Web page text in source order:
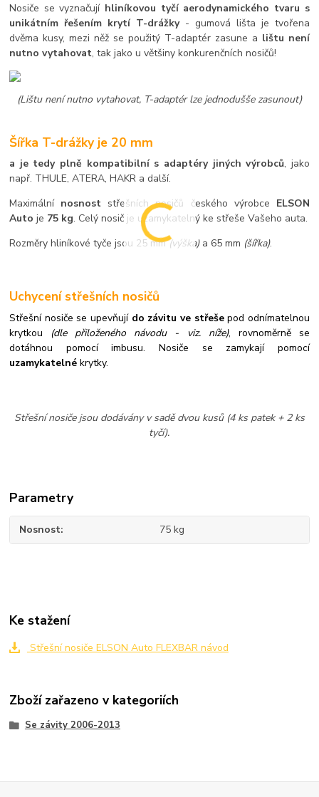
Nosiče se vyznačují hliníkovou tyčí aerodynamického tvaru s
unikátním řešením krytí T-drážky- gumová lišta je tvořena
dvěma kusy, mezi něž se použitý T-adaptér zasune a lištu není
nutno vytahovat, tak jako u většiny konkurenčních nosičů!
(Lištu není nutno vytahovat, T-adaptér lze jednodušše zasunout)
Šířka T-drážky je 20 mm
a je tedy plně kompatibilní s adaptéry jiných výrobců, jako
např. THULE, ATERA, HAKR a další.
Maximální nosnost střešních nosičů českého výrobce ELSON
Autoje 75 kg. Celý nosič je uzamykatelný ke střeše Vašeho auta.
Rozměry hliníkové tyče jsou 25 mm(výška)a 65 mm (šířka).
Uchycení střešních nosičů
Střešní nosiče se upevňují do závitu ve střešepod odnímatelnou
krytkou (dle přiloženého návodu - viz. níže), rovnoměrně se
dotáhnou pomocí imbusu. Nosiče se zamykají pomocí
uzamykatelné krytky.
Střešní nosiče jsou dodávány v sadě dvou kusů (4 ks patek + 2 ks
tyčí).
Parametry
Nosnost 75 kg
Ke stažení
Střešní nosiče ELSON Auto FLEXBAR návod
Zboží zařazeno v kategoriích
Se závity 2006-2013